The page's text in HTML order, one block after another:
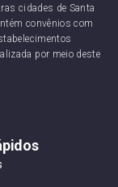
cidades de Santa
convênios com
por meio deste